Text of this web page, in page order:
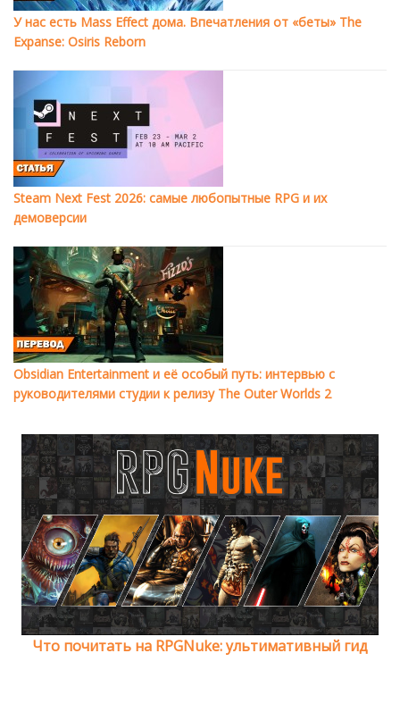
У нас есть Mass Effect дома. Впечатления от «беты» The
Expanse: Osiris Reborn
Steam Next Fest 2026: самые любопытные RPG и их
демоверсии
Obsidian Entertainment и её особый путь: интервью с
руководителями студии к релизу The Outer Worlds 2
Что почитать на RPGNuke: ультимативный гид